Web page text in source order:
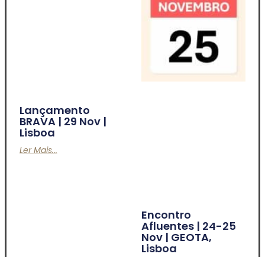
Lançamento
BRAVA | 29 Nov |
Lisboa
Ler Mais...
Encontro
Afluentes | 24-25
Nov | GEOTA,
Lisboa